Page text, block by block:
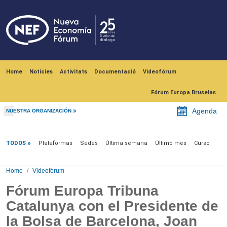
Home Notícies Activitats Documentació Videofórum
Fórum Europa Bruselas
NUESTRA ORGANIZACIÓN Agenda
TODOS Plataformas Sedes Última semana Último mes Curso
Home Videofórum
Fórum Europa Tribuna
Catalunya con el Presidente de
la Bolsa de Barcelona, Joan